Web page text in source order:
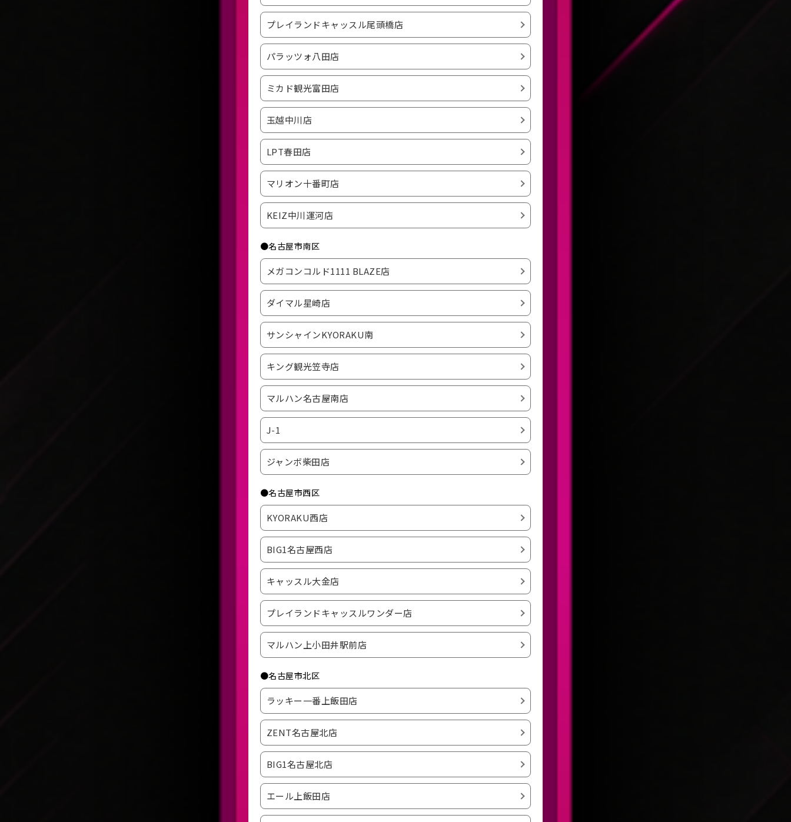
プレイランドキャッスル尾頭橋店
パラッツォ八田店
ミカド観光富田店
玉越中川店
LPT春田店
マリオン十番町店
KEIZ中川運河店
●名古屋市南区
メガコンコルド1111 BLAZE店
ダイマル星崎店
サンシャインKYORAKU南
キング観光笠寺店
マルハン名古屋南店
J-1
ジャンボ柴田店
●名古屋市西区
KYORAKU西店
BIG1名古屋西店
キャッスル大金店
プレイランドキャッスルワンダー店
マルハン上小田井駅前店
●名古屋市北区
ラッキー一番上飯田店
ZENT名古屋北店
BIG1名古屋北店
エール上飯田店